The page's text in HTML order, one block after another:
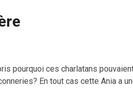
pourquoi ces charlatans
En tout cas cette Ania a